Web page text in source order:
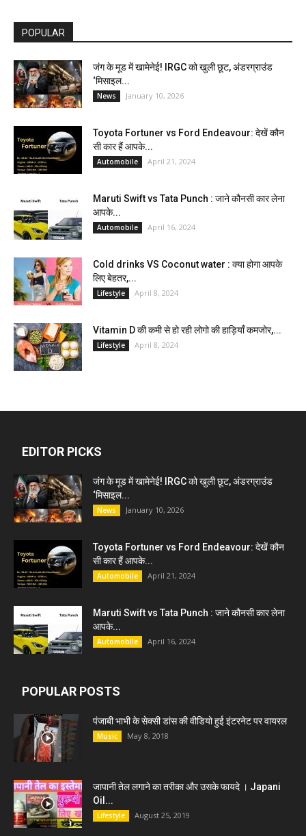
POPULAR
जंग के मूड में खामेनेई! IRGC को खुली छूट, अंडरग्राउंड
‘मिसाइल...
News January 10, 2026
Toyota Fortuner vs Ford Endeavour: देखें कौन
सी कार हैं आपके...
Automobile April 21, 2024
Maruti Swift vs Tata Punch : जाने कौनसी कार लेना
आपके...
Automobile April 16, 2024
Cold drinks VS Coconut water : क्या होगा आपके
लिए बेहतर,...
Lifestyle April 8, 2024
Vitamin D की कमी से हो रही लोगो की हाड़ियाँ कमजोर,...
Lifestyle April 8, 2024
EDITOR PICKS
जंग के मूड में खामेनेई! IRGC को खुली छूट, अंडरग्राउंड
‘मिसाइल...
News January 10, 2026
Toyota Fortuner vs Ford Endeavour: देखें कौन
सी कार हैं आपके...
Automobile April 21, 2024
Maruti Swift vs Tata Punch : जाने कौनसी कार लेना
आपके...
Automobile April 16, 2024
POPULAR POSTS
पंजाबी भाभी के सेक्सी डांस की वीडियो हुई इंटरनेट पर वायरल
Music May 8, 2018
जापानी तेल लगाने का तरीका और उसके फायदे । Japani
Oil...
Lifestyle August 25, 2019